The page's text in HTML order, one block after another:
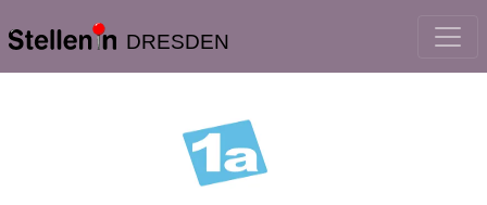
DRESDEN